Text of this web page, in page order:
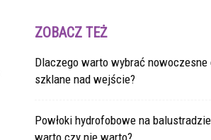
ZOBACZ TEŻ
Dlaczego warto wybrać nowoczesne
szklane nad wejście?
Powłoki hydrofobowe na
warto czy nie warto?